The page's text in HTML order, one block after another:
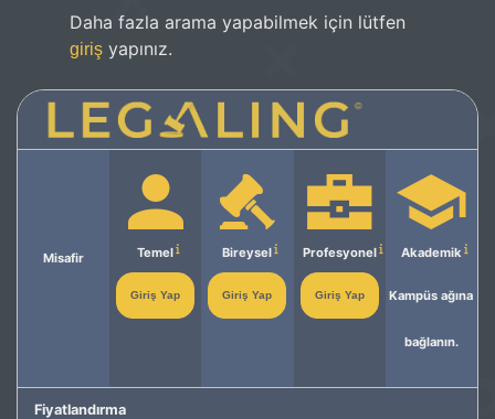
Daha fazla arama yapabilmek için lütfen
giriş yapınız.
Misafir Temel
Giriş Yap
Bireysel
Giriş Yap
Profesyonel
Giriş Yap
Akademik
Kampüs ağına
bağlanın.
Fiyatlandırma